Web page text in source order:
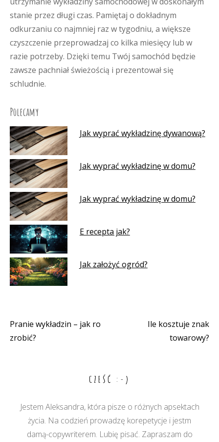
stanie przez długi czas. Pamiętaj o dokładnym
odkurzaniu co najmniej raz w tygodniu, a większe
czyszczenie przeprowadzaj co kilka miesięcy lub w
razie potrzeby. Dzięki temu Twój samochód będzie
zawsze pachniał świeżością i prezentował się
schludnie.
Polecamy
Jak wyprać wykładzinę dywanową?
Jak wyprać wykładzinę w domu?
Jak wyprać wykładzinę w domu?
E recepta jak?
Jak założyć ogród?
Nawigacja
Pranie wykładzin – jak ro
zrobić?
Ile kosztuje znak
towarowy?
CZEŚĆ :-)
Jestem Aleksandra, która pisze o różnych apsektach
życia. Na codzień prowadzę korepetycje i jestm
damą-copywriterem. Lubię pisać. Zapraszam do